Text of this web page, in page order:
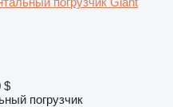
$
погрузчик